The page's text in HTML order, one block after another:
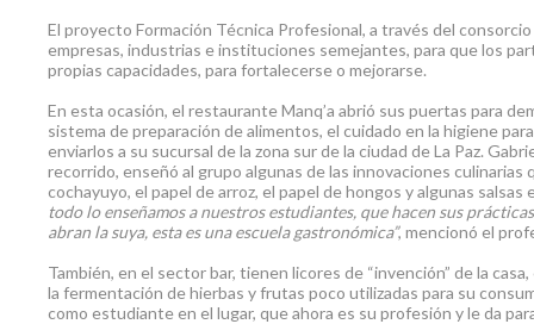
El proyecto Formación Técnica Profesional, a través del
empresas, industrias e instituciones semejantes, para que los
propias capacidades, para fortalecerse o mejorarse.
En esta ocasión, el restaurante Manq’a abrió sus puertas para
sistema de preparación de alimentos, el cuidado en la higiene
enviarlos a su sucursal de la zona sur de la ciudad de La Paz.
recorrido, enseñó al grupo algunas de las innovaciones
cochayuyo, el papel de arroz, el papel de hongos y algunas salsas
todo lo enseñamos a nuestros estudiantes, que hacen sus
abran la suya, esta es una escuela gastronómica”, mencionó el
También, en el sector bar, tienen licores de “invención” de la
la fermentación de hierbas y frutas poco utilizadas para su
como estudiante en el lugar, que ahora es su profesión y le da